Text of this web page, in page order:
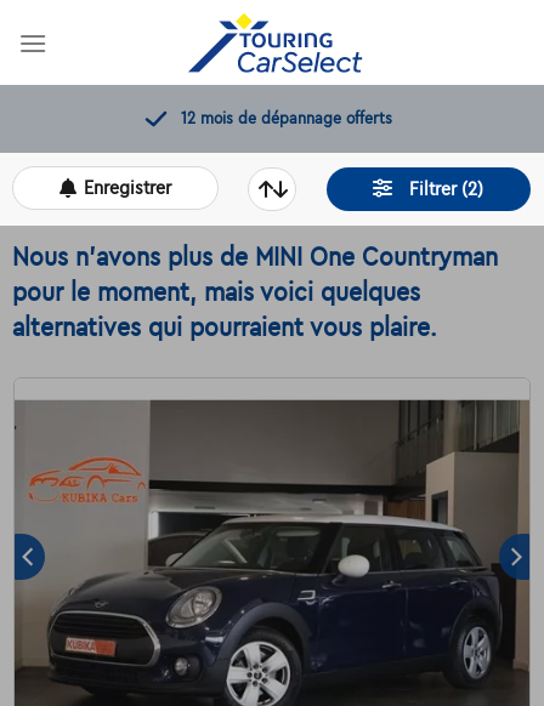
12 mois de dépannage offerts
Filtrer (2)
Enregistrer
Nous n'avons plus de MINI One Countryman
pour le moment, mais voici quelques
alternatives qui pourraient vous plaire.